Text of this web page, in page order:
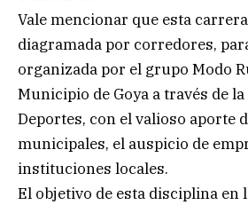
Vale mencionar que esta
diagramada por corredores,
organizada por el grupo Modo
Municipio de Goya a través de
Deportes, con el valioso aporte
municipales, el auspicio de
instituciones locales.
El objetivo de esta disciplina en